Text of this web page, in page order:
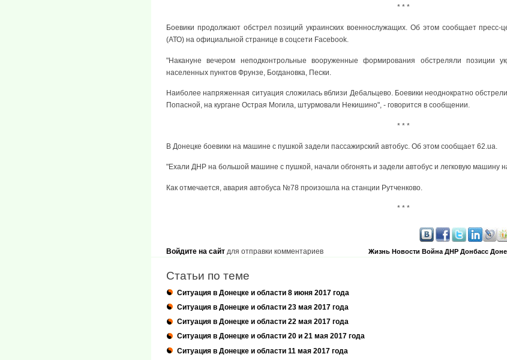
* * *
Боевики продолжают обстрел позиций украинских военнослужащих. Об этом сообщает пресс-
(АТО) на официальной странице в соцсети Facebook.
"Накануне вечером неподконтрольные вооруженные формирования обстреляли позиции
населенных пунктов Фрунзе, Богдановка, Пески.
Наиболее напряженная ситуация сложилась вблизи Дебальцево. Боевики неоднократно
Попасной, на кургане Острая Могила, штурмовали Некишино", - говорится в сообщении.
* * *
В Донецке боевики на машине с пушкой задели пассажирский автобус. Об этом сообщает 62.ua.
"Ехали ДНР на большой машине с пушкой, начали обгонять и задели автобус и легковую машину
Как отмечается, авария автобуса №78 произошла на станции Рутченково.
* * *
Жизнь Новости Война ДНР Донбасс
Войдите на сайт для отправки комментариев
Статьи по теме
Ситуация в Донецке и области 8 июня 2017 года
Ситуация в Донецке и области 23 мая 2017 года
Ситуация в Донецке и области 22 мая 2017 года
Ситуация в Донецке и области 20 и 21 мая 2017 года
Ситуация в Донецке и области 11 мая 2017 года